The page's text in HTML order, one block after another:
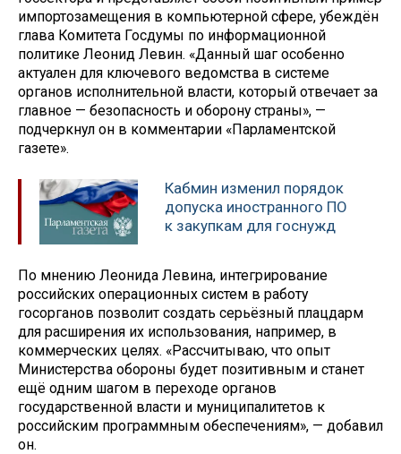
импортозамещения в компьютерной сфере, убеждён
глава Комитета Госдумы по информационной
политике Леонид Левин. «Данный шаг особенно
актуален для ключевого ведомства в системе
органов исполнительной власти, который отвечает за
главное — безопасность и оборону страны», —
подчеркнул он в комментарии «Парламентской
газете».
Кабмин изменил порядок
допуска иностранного ПО
к закупкам для госнужд
По мнению Леонида Левина, интегрирование
российских операционных систем в работу
госорганов позволит создать серьёзный плацдарм
для расширения их использования, например, в
коммерческих целях. «Рассчитываю, что опыт
Министерства обороны будет позитивным и станет
ещё одним шагом в переходе органов
государственной власти и муниципалитетов к
российским программным обеспечениям», — добавил
он.